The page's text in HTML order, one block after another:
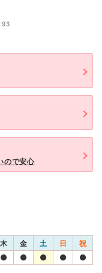
93
ので安心
木 金 土 日 祝